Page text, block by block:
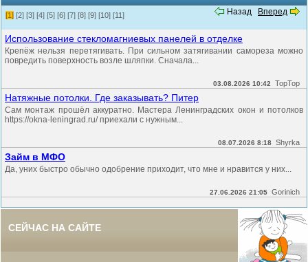
Назад Вперед
[1] [2] [3] [4] [5] [6] [7] [8] [9] [10] [11]
Использование стекломагниевых панелей в отделке
Крепёж нельзя перетягивать. При сильном затягивании самореза можно
повредить поверхность возле шляпки. Сначала...
03.08.2026 10:42 TopTop
Натяжные потолки. Где заказывать? Питер
Сам монтаж прошёл аккуратно. Мастера Ленинградских окон и потолков
https://okna-leningrad.ru/ приехали с нужным...
08.07.2026 8:18 Shyrka
Займ в МФО
Да, уних быстро обычно одобрение приходит, что мне и нравится у них...
27.06.2026 21:05 Gorinich
СЕЙЧАС НА САЙТЕ